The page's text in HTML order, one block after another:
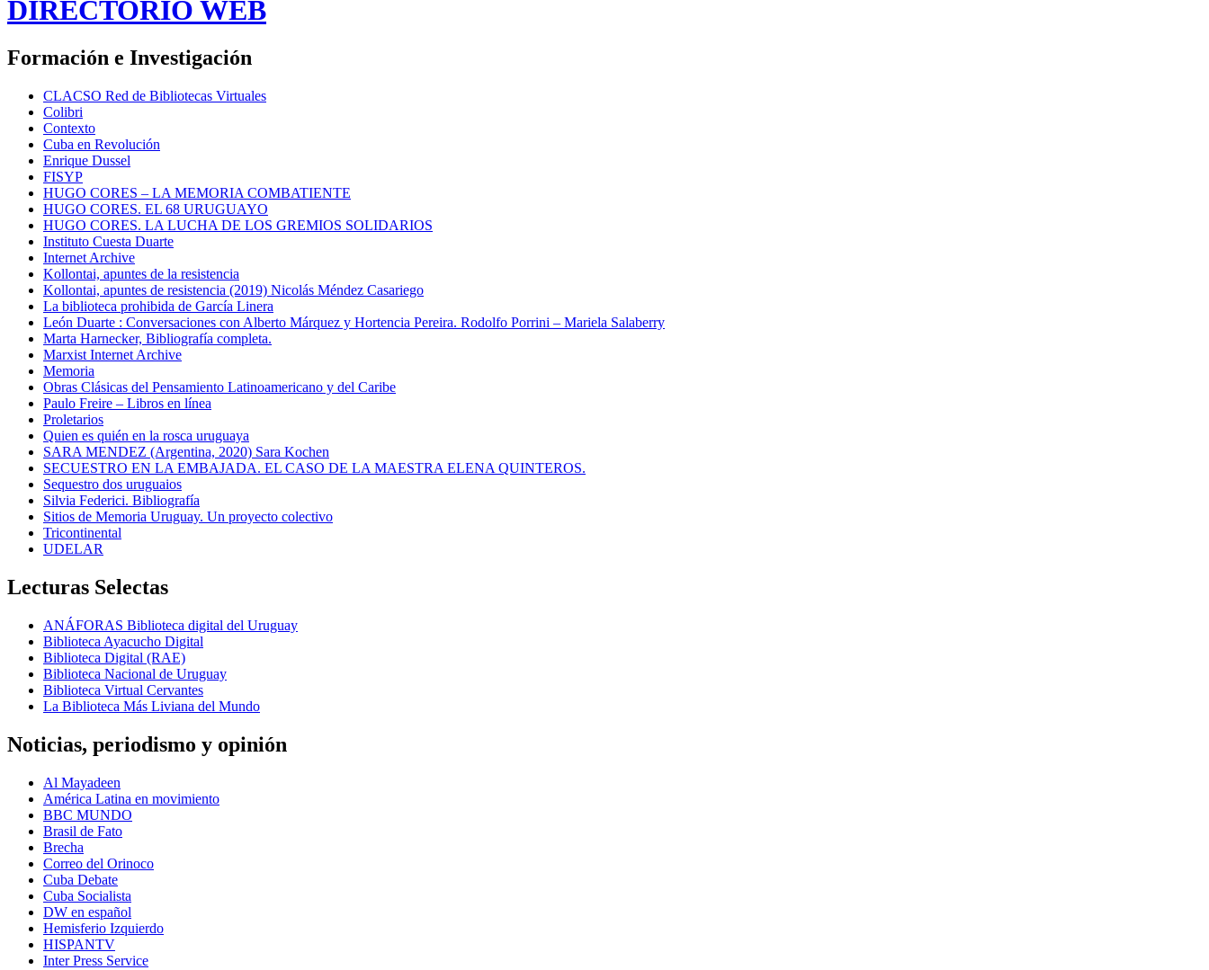
DIRECTORIO WEB
Formación e Investigación
CLACSO Red de Bibliotecas Virtuales
Colibri
Contexto
Cuba en Revolución
Enrique Dussel
FISYP
HUGO CORES – LA MEMORIA COMBATIENTE
HUGO CORES. EL 68 URUGUAYO
HUGO CORES. LA LUCHA DE LOS GREMIOS SOLIDARIOS
Instituto Cuesta Duarte
Internet Archive
Kollontai, apuntes de la resistencia
Kollontai, apuntes de resistencia (2019) Nicolás Méndez Casariego
La biblioteca prohibida de García Linera
León Duarte : Conversaciones con Alberto Márquez y Hortencia Pereira. Rodolfo Porrini – Mariela Salaberry
Marta Harnecker, Bibliografía completa.
Marxist Internet Archive
Memoria
Obras Clásicas del Pensamiento Latinoamericano y del Caribe
Paulo Freire – Libros en línea
Proletarios
Quien es quién en la rosca uruguaya
SARA MENDEZ (Argentina, 2020) Sara Kochen
SECUESTRO EN LA EMBAJADA. EL CASO DE LA MAESTRA ELENA QUINTEROS.
Sequestro dos uruguaios
Silvia Federici. Bibliografía
Sitios de Memoria Uruguay. Un proyecto colectivo
Tricontinental
UDELAR
Lecturas Selectas
ANÁFORAS Biblioteca digital del Uruguay
Biblioteca Ayacucho Digital
Biblioteca Digital (RAE)
Biblioteca Nacional de Uruguay
Biblioteca Virtual Cervantes
La Biblioteca Más Liviana del Mundo
Noticias, periodismo y opinión
Al Mayadeen
América Latina en movimiento
BBC MUNDO
Brasil de Fato
Brecha
Correo del Orinoco
Cuba Debate
Cuba Socialista
DW en español
Hemisferio Izquierdo
HISPANTV
Inter Press Service